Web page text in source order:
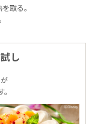
取る。
し